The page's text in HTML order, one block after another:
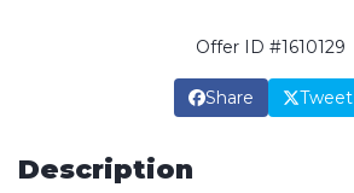
Offer ID #1610129
Share Tweet
Description